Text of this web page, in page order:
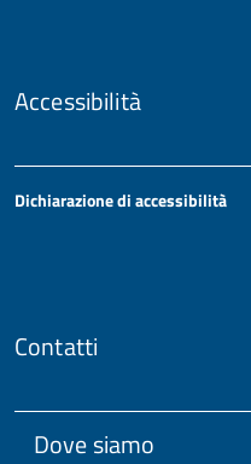
Accessibilità
Dichiarazione di accessibilità
Contatti
Dove siamo